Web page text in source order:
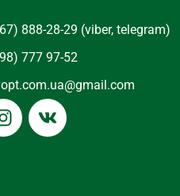
888-28-29 (viber, telegram)
777 97-52